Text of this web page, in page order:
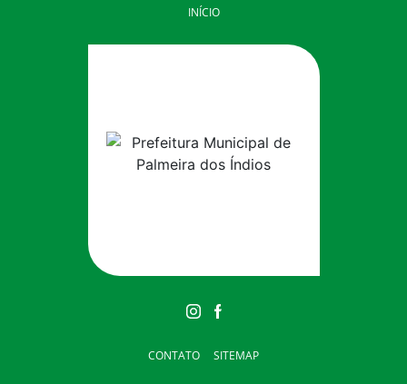
INÍCIO
CONTATO SITEMAP